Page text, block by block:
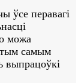
ўсе перавагі
можа
самым
выпрацоўкі